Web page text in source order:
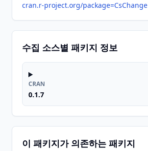
cran.r-project.org/package=CsChange
수집 소스별 패키지 정보
CRAN
0.1.7
이 패키지가 의존하는 패키지